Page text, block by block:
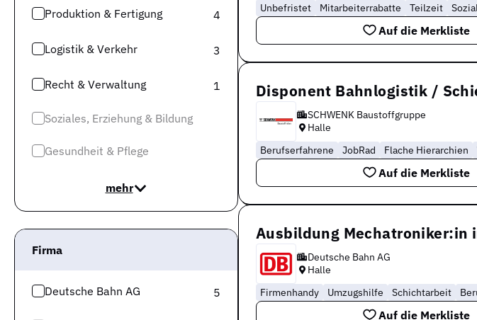
Produktion & Fertigung 4
Logistik & Verkehr 3
Recht & Verwaltung 1
Soziales, Erziehung & Bildung
Gesundheit & Pflege
mehr
Firma
Deutsche Bahn AG 5
Unbefristet
Mitarbeiterrabatte Teilzeit
Auf die Merkliste
Disponent Bahnlogistik /
SCHWENK Baustoffgruppe
Halle
Berufserfahrene
JobRad Flache Hierarchien
Auf die Merkliste
Ausbildung Mechatroniker:in
Deutsche Bahn AG
Halle
Firmenhandy
Umzugshilfe Schichtarbeit
Auf die Merkliste